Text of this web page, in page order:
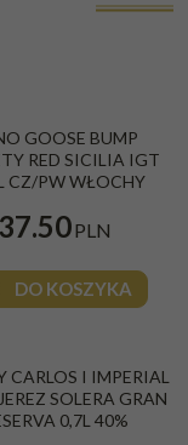
GOOSE BUMP
RED SICILIA IGT
CZ/PW WŁOCHY
37.50PLN
DO KOSZYKA
CARLOS I IMPERIAL
SOLERA GRAN
0,7L 40%